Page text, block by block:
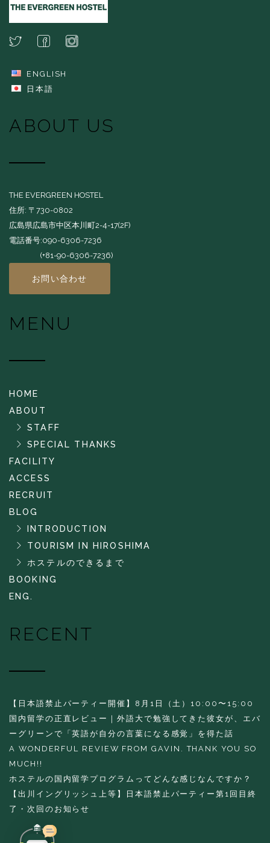
ENGLISH
日本語
ABOUT US
THE EVERGREEN HOSTEL
住所: 〒730-0802
広島県広島市中区本川町2-4-17(2F)
電話番号:090-6306-7236
(+81-90-6306-7236)
お問い合わせ
MENU
HOME
ABOUT
STAFF
SPECIAL THANKS
FACILITY
ACCESS
RECRUIT
BLOG
INTRODUCTION
TOURISM IN HIROSHIMA
ホステルのできるまで
BOOKING
ENG.
RECENT
【日本語禁止パーティー開催】8月1日（土）10:00〜15:00
国内留学の正直レビュー｜外語大で勉強してきた彼女が、エバ
ーグリーンで「英語が自分の言葉になる感覚」を得た話
A WONDERFUL REVIEW FROM GAVIN. THANK YOU SO
MUCH!!
ホステルの国内留学プログラムってどんな感じなんですか？
【出川イングリッシュ上等】日本語禁止パーティー第1回目終
了・次回のお知らせ